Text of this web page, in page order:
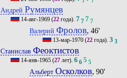
Андрей Румянцев
14-авг-1969(22года). 7 7 7 7
Валерий Фролов, 46'
13-мар-1970 (22 года).3 3
Станислав Феоктистов
14-янв-1965(27лет). 6 6 5 5
Альберт Осколков, 90'